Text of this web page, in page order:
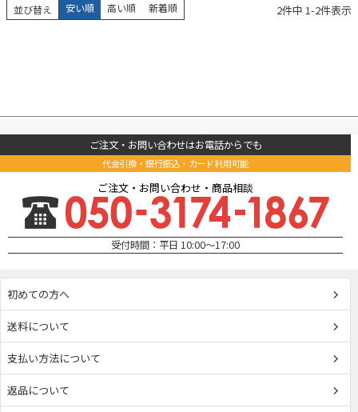
並び替え 安い順 高い順 新着順 2件中 1-2件表示
ご注文・お問い合わせはお電話からでも
代金引換・銀行振込・カード利用可能
ご注文・お問い合わせ・商品相談
受付時間：平日 10:00～17:00
初めての方へ
送料について
支払い方法について
返品について